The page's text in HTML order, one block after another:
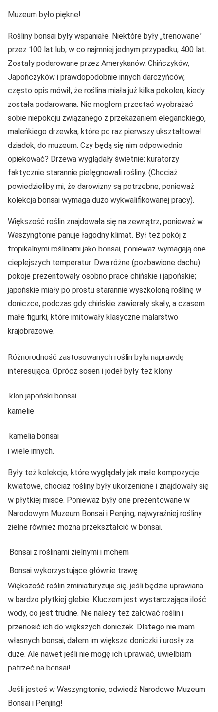
Muzeum było piękne!
Rośliny bonsai były wspaniałe. Niektóre były „trenowane”
przez 100 lat lub, w co najmniej jednym przypadku, 400 lat.
Zostały podarowane przez Amerykanów, Chińczyków,
Japończyków i prawdopodobnie innych darczyńców,
często opis mówił, że roślina miała już kilka pokoleń, kiedy
została podarowana. Nie mogłem przestać wyobrażać
sobie niepokoju związanego z przekazaniem eleganckiego,
maleńkiego drzewka, które po raz pierwszy ukształtował
dziadek, do muzeum. Czy będą się nim odpowiednio
opiekować? Drzewa wyglądały świetnie: kuratorzy
faktycznie starannie pielęgnowali rośliny. (Chociaż
powiedzieliby mi, że darowizny są potrzebne, ponieważ
kolekcja bonsai wymaga dużo wykwalifikowanej pracy).
Większość roślin znajdowała się na zewnątrz, ponieważ w
Waszyngtonie panuje łagodny klimat. Był też pokój z
tropikalnymi roślinami jako bonsai, ponieważ wymagają one
cieplejszych temperatur. Dwa różne (pozbawione dachu)
pokoje prezentowały osobno prace chińskie i japońskie;
japońskie miały po prostu starannie wyszkoloną roślinę w
doniczce, podczas gdy chińskie zawierały skały, a czasem
małe figurki, które imitowały klasyczne malarstwo
krajobrazowe.
Różnorodność zastosowanych roślin była naprawdę
interesująca. Oprócz sosen i jodeł były też klony
klon japoński bonsai
kamelie
kamelia bonsai
i wiele innych.
Były też kolekcje, które wyglądały jak małe kompozycje
kwiatowe, chociaż rośliny były ukorzenione i znajdowały się
w płytkiej misce. Ponieważ były one prezentowane w
Narodowym Muzeum Bonsai i Penjing, najwyraźniej rośliny
zielne również można przekształcić w bonsai.
Bonsai z roślinami zielnymi i mchem
Bonsai wykorzystujące głównie trawę
Większość roślin zminiaturyzuje się, jeśli będzie uprawiana
w bardzo płytkiej glebie. Kluczem jest wystarczająca ilość
wody, co jest trudne. Nie należy też żałować roślin i
przenosić ich do większych doniczek. Dlatego nie mam
własnych bonsai, dałem im większe doniczki i urosły za
duże. Ale nawet jeśli nie mogę ich uprawiać, uwielbiam
patrzeć na bonsai!
Jeśli jesteś w Waszyngtonie, odwiedź Narodowe Muzeum
Bonsai i Penjing!